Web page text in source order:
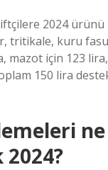
2024 ürünü
tritikale, kuru
mazot için 123
150 lira